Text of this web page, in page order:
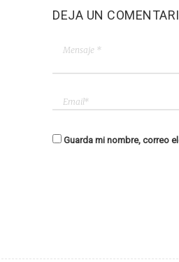
DEJA UN
Guarda mi nombre, correo